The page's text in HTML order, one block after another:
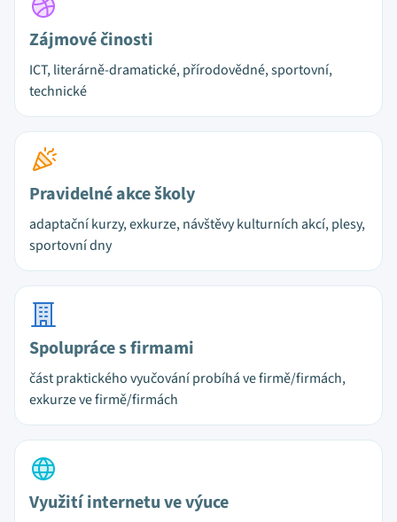
Zájmové činosti
ICT, literárně-dramatické, přírodovědné, sportovní,
technické
Pravidelné akce školy
adaptační kurzy, exkurze, návštěvy kulturních akcí, plesy,
sportovní dny
Spolupráce s firmami
část praktického vyučování probíhá ve firmě/firmách,
exkurze ve firmě/firmách
Využití internetu ve výuce